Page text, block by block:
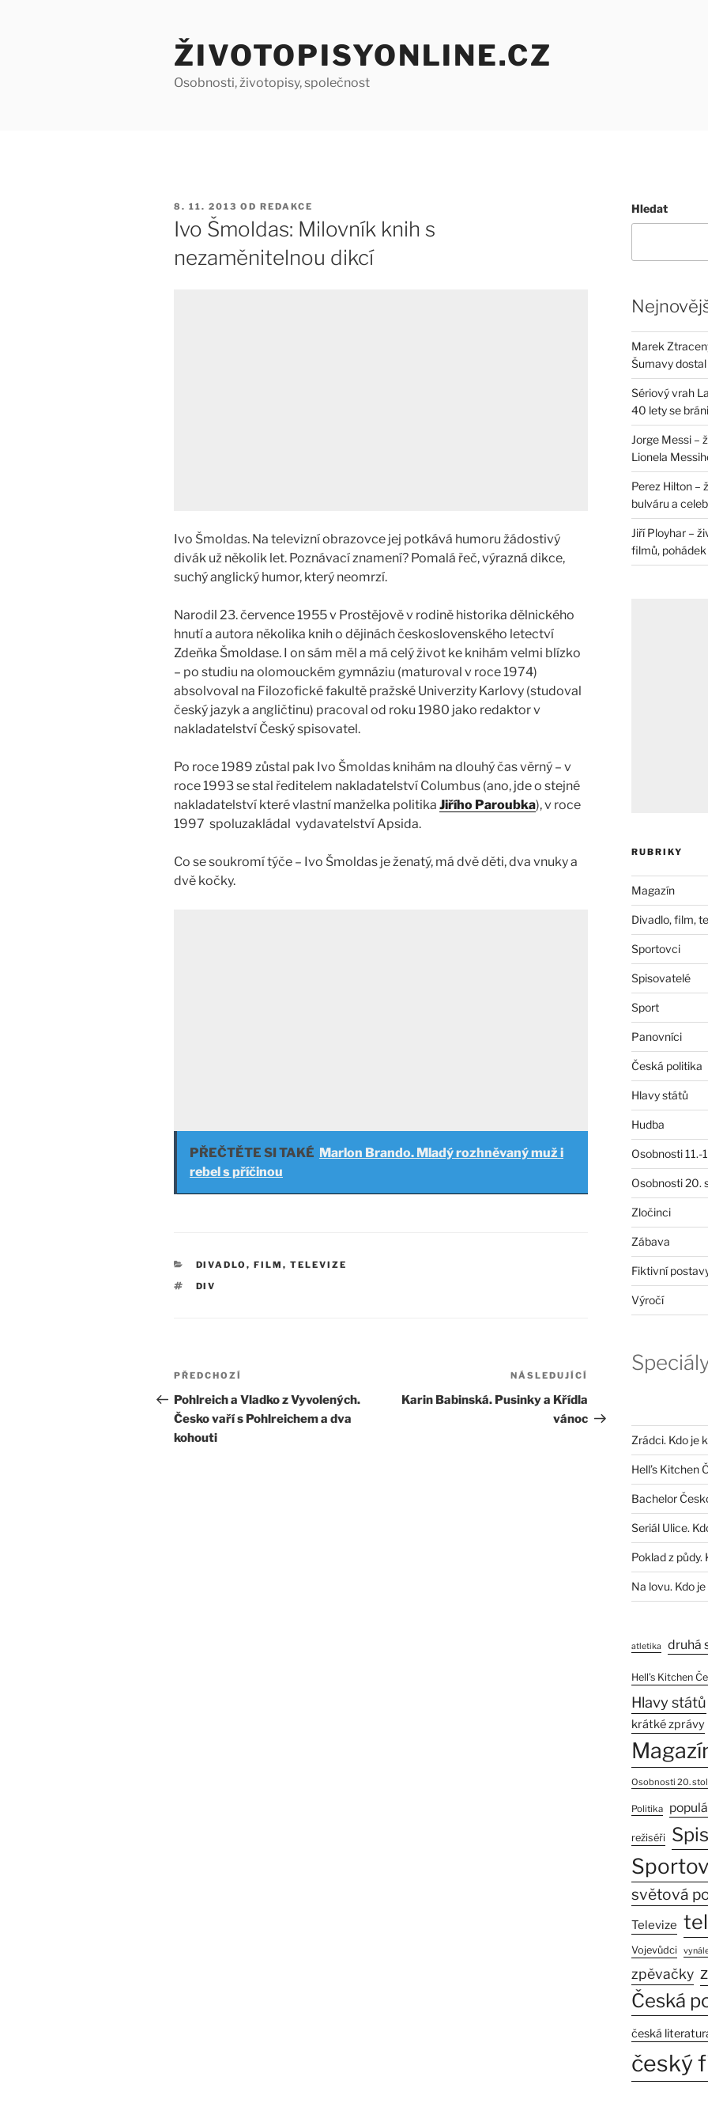
ŽIVOTOPISYONLINE.CZ
Osobnosti, životopisy, společnost
PUBLIKOVÁNO
8. 11. 2013 OD REDAKCE
Ivo Šmoldas: Milovník knih s
nezaměnitelnou dikcí
Ivo Šmoldas. Na televizní obrazovce jej potkává humoru žádostivý
divák už několik let. Poznávací znamení? Pomalá řeč, výrazná dikce,
suchý anglický humor, který neomrzí.
Narodil 23. července 1955 v Prostějově v rodině historika dělnického
hnutí a autora několika knih o dějinách československého letectví
Zdeňka Šmoldase. I on sám měl a má celý život ke knihám velmi blízko
– po studiu na olomouckém gymnáziu (maturoval v roce 1974)
absolvoval na Filozofické fakultě pražské Univerzity Karlovy (studoval
český jazyk a angličtinu) pracoval od roku 1980 jako redaktor v
nakladatelství Český spisovatel.
Po roce 1989 zůstal pak Ivo Šmoldas knihám na dlouhý čas věrný – v
roce 1993 se stal ředitelem nakladatelství Columbus (ano, jde o stejné
nakladatelství které vlastní manželka politika Jiřího Paroubka), v roce
1997 spoluzakládal vydavatelství Apsida.
Co se soukromí týče – Ivo Šmoldas je ženatý, má dvě děti, dva vnuky a
dvě kočky.
PŘEČTĚTE SI TAKÉ Marlon Brando. Mladý rozhněvaný muž i
rebel s příčinou
RUBRIKY
DIVADLO, FILM, TELEVIZE
ŠTÍTKY
DIV
Navigace
pro
příspěvek
Předchozí
příspěvek
PŘEDCHOZÍ
Pohlreich a Vladko z Vyvolených.
Česko vaří s Pohlreichem a dva
kohouti
Následující
NÁSLEDUJÍCÍ
Karin Babinská. Pusinky a Křídla
vánoc
Hledat
Marek
Šumavy
Sériový vrah
40 lety se
Jorge Messi –
Lionela
Perez Hilton –
bulváru a
Jiří Ployhar –
filmů, pohádek
RUBRIKY
Magazín
Divadlo, film,
Sportovci
Spisovatelé
Sport
Panovníci
Česká politika
Hlavy států
Hudba
Osobnosti 11.-
Osobnosti 20.
Zločinci
Zábava
Fiktivní
Výročí
Zrádci. Kdo je
Hell’s Kitchen
Bachelor
Seriál Ulice.
Poklad z půdy.
Na lovu. Kdo
atletika druhá
Hell’s Kitchen
Hlavy států
krátké zprávy
Osobnosti 20.
Politika
režiséři
světová
Televize
Vojevůdci
zpěvačky
Česká
česká
český